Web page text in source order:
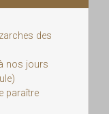
des
nos jours
paraître